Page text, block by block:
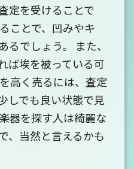
定を受けることで
ことで、凹みやキ
るでしょう。 また、
ば埃を被っている可
高く売るには、査定
しでも良い状態で見
器を探す人は綺麗な
、当然と言えるかも